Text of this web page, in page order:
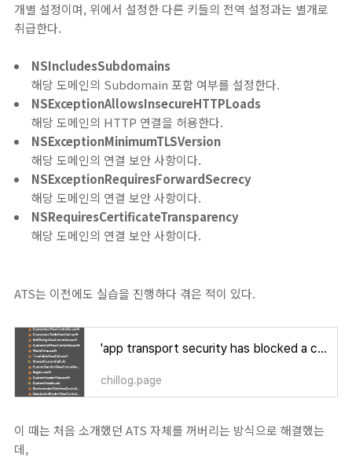
개별 설정이며, 위에서 설정한 다른 키들의 전역 설정과는 별개로
취급한다.
NSIncludesSubdomains
해당 도메인의 Subdomain 포함 여부를 설정한다.
NSExceptionAllowsInsecureHTTPLoads
해당 도메인의 HTTP 연결을 허용한다.
NSExceptionMinimumTLSVersion
해당 도메인의 연결 보안 사항이다.
NSExceptionRequiresForwardSecrecy
해당 도메인의 연결 보안 사항이다.
NSRequiresCertificateTransparency
해당 도메인의 연결 보안 사항이다.
ATS는 이전에도 실습을 진행하다 겪은 적이 있다.
'app transport security has blocked a cleartext http' 오류 해결하기
chillog.page
이 때는 처음 소개했던 ATS 자체를 꺼버리는 방식으로 해결했는
데,